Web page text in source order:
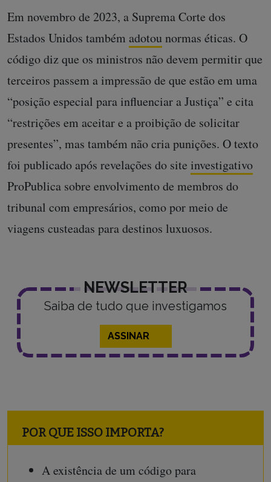
Em novembro de 2023, a Suprema Corte dos
Estados Unidos também adotou normas éticas. O
código diz que os ministros não devem permitir que
terceiros passem a impressão de que estão em uma
“posição especial para influenciar a Justiça” e cita
“restrições em aceitar e a proibição de solicitar
presentes”, mas também não cria punições. O texto
foi publicado após revelações do site investigativo
ProPublica sobre envolvimento de membros do
tribunal com empresários, como por meio de
viagens custeadas para destinos luxuosos.
NEWSLETTER
Saiba de tudo que investigamos
ASSINAR
POR QUE ISSO IMPORTA?
A existência de um código para